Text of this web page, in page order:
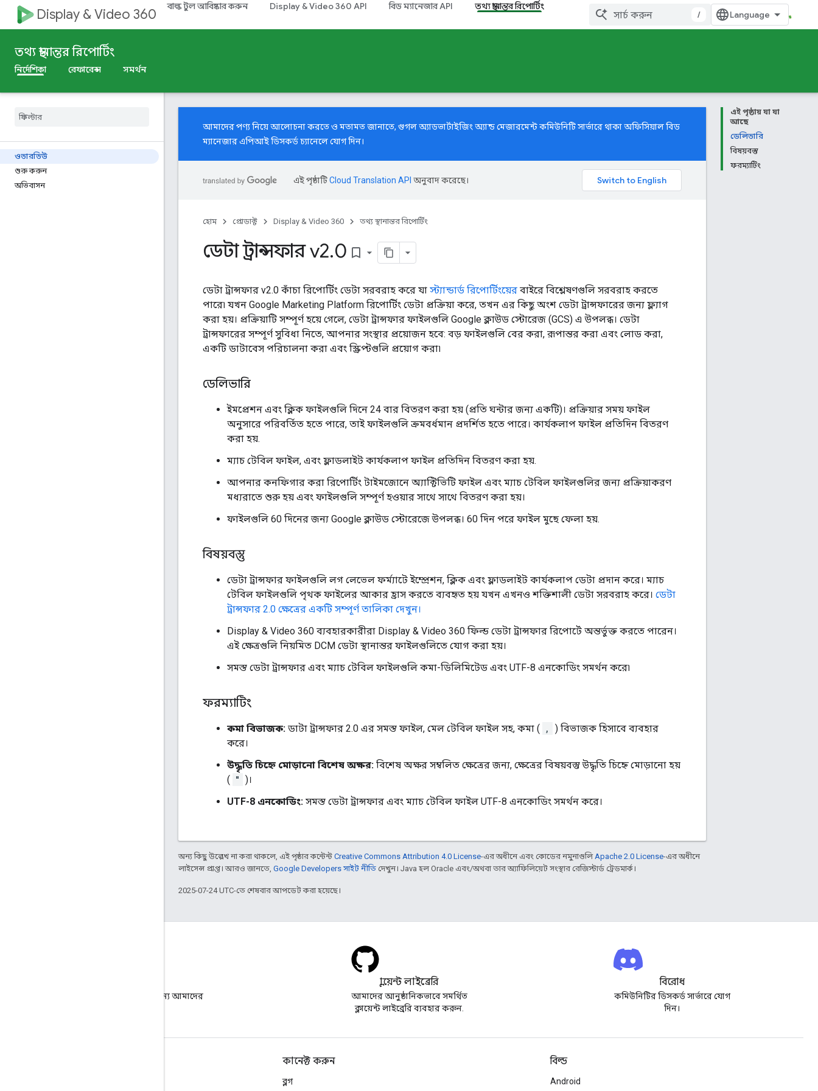
Display & Video 360 বাল্ক টুল আবিষ্কার করুন Display & Video 360 API বিড ম্যানেজার API তথ্য স্থানান্তর রিপোর্টিং
/
তথ্য স্থানান্তর রিপোর্টিং
নির্দেশিকা রেফারেন্স সমর্থন
ওভারভিউ
শুরু করুন
অভিবাসন
এই পৃষ্ঠায় যা যা
আছে
ডেলিভারি
বিষয়বস্তু
ফরম্যাটিং
আমাদের পণ্য নিয়ে আলোচনা করতে ও মতামত জানাতে, গুগল অ্যাডভার্টাইজিং অ্যান্ড মেজারমেন্ট কমিউনিটিসার্ভারে থাকা অফিসিয়াল বিড
ম্যানেজার এপিআই ডিসকর্ড চ্যানেলে যোগ দিন।
এই পৃষ্ঠাটিCloud Translation API অনুবাদ করেছে।
হোম প্রোডাক্ট Display & Video 360 তথ্য স্থানান্তর রিপোর্টিং
ডেটা ট্রান্সফার v2.0 bookmark_border
ডেটা ট্রান্সফার v2.0 কাঁচা রিপোর্টিং ডেটা সরবরাহ করে যা স্ট্যান্ডার্ড রিপোর্টিংয়ের বাইরে বিশ্লেষণগুলি সরবরাহ করতে
পারে৷ যখন Google Marketing Platform রিপোর্টিং ডেটা প্রক্রিয়া করে, তখন এর কিছু অংশ ডেটা ট্রান্সফারের জন্য ফ্ল্যাগ
করা হয়। প্রক্রিয়াটি সম্পূর্ণ হয়ে গেলে, ডেটা ট্রান্সফার ফাইলগুলি Google ক্লাউড স্টোরেজ (GCS) এ উপলব্ধ। ডেটা
ট্রান্সফারের সম্পূর্ণ সুবিধা নিতে, আপনার সংস্থার প্রয়োজন হবে: বড় ফাইলগুলি বের করা, রূপান্তর করা এবং লোড করা,
একটি ডাটাবেস পরিচালনা করা এবং স্ক্রিপ্টগুলি প্রয়োগ করা৷
ডেলিভারি
ইমপ্রেশন এবং ক্লিক ফাইলগুলি দিনে 24 বার বিতরণ করা হয় (প্রতি ঘন্টার জন্য একটি)। প্রক্রিয়ার সময় ফাইল
অনুসারে পরিবর্তিত হতে পারে, তাই ফাইলগুলি ক্রমবর্ধমান প্রদর্শিত হতে পারে। কার্যকলাপ ফাইল প্রতিদিন বিতরণ
করা হয়.
ম্যাচ টেবিল ফাইল, এবং ফ্লাডলাইট কার্যকলাপ ফাইল প্রতিদিন বিতরণ করা হয়.
আপনার কনফিগার করা রিপোর্টিং টাইমজোনে অ্যাক্টিভিটি ফাইল এবং ম্যাচ টেবিল ফাইলগুলির জন্য প্রক্রিয়াকরণ
মধ্যরাতে শুরু হয় এবং ফাইলগুলি সম্পূর্ণ হওয়ার সাথে সাথে বিতরণ করা হয়।
ফাইলগুলি 60 দিনের জন্য Google ক্লাউড স্টোরেজে উপলব্ধ। 60 দিন পরে ফাইল মুছে ফেলা হয়.
বিষয়বস্তু
ডেটা ট্রান্সফার ফাইলগুলি লগ লেভেল ফর্ম্যাটে ইম্প্রেশন, ক্লিক এবং ফ্লাডলাইট কার্যকলাপ ডেটা প্রদান করে। ম্যাচ
টেবিল ফাইলগুলি পৃথক ফাইলের আকার হ্রাস করতে ব্যবহৃত হয় যখন এখনও শক্তিশালী ডেটা সরবরাহ করে। ডেটা
ট্রান্সফার 2.0 ক্ষেত্রের একটি সম্পূর্ণ তালিকা দেখুন।
Display & Video 360 ব্যবহারকারীরা Display & Video 360 ফিল্ড ডেটা ট্রান্সফার রিপোর্টে অন্তর্ভুক্ত করতে পারেন।
এই ক্ষেত্রগুলি নিয়মিত DCM ডেটা স্থানান্তর ফাইলগুলিতে যোগ করা হয়।
সমস্ত ডেটা ট্রান্সফার এবং ম্যাচ টেবিল ফাইলগুলি কমা-ডিলিমিটেড এবং UTF-8 এনকোডিং সমর্থন করে৷
ফরম্যাটিং
কমা বিভাজক: ডাটা ট্রান্সফার 2.0 এর সমস্ত ফাইল, মেল টেবিল ফাইল সহ, কমা ( ,
) বিভাজক হিসাবে ব্যবহার
করে।
উদ্ধৃতি চিহ্নে মোড়ানো বিশেষ অক্ষর: বিশেষ অক্ষর সম্বলিত ক্ষেত্রের জন্য, ক্ষেত্রের বিষয়বস্তু উদ্ধৃতি চিহ্নে মোড়ানো হয়
( " )।
UTF-8 এনকোডিং: সমস্ত ডেটা ট্রান্সফার এবং ম্যাচ টেবিল ফাইল UTF-8 এনকোডিং সমর্থন করে।
অন্য কিছু উল্লেখ না করা থাকলে, এই পৃষ্ঠার কন্টেন্ট Creative Commons Attribution 4.0 License-এর অধীনে এবং কোডের নমুনাগুলি Apache 2.0 License-এর অধীনে
লাইসেন্স প্রাপ্ত। আরও জানতে, Google Developers সাইট নীতি দেখুন। Java হল Oracle এবং/অথবা তার অ্যাফিলিয়েট সংস্থার রেজিস্টার্ড ট্রেডমার্ক।
2025-07-24 UTC-তে শেষবার আপডেট করা হয়েছে।
গুরুত্বপূর্ণ ঘোষণার জন্য আমাদের
ক্লায়েন্ট লাইব্রেরি
আমাদের আনুষ্ঠানিকভাবে সমর্থিত
ক্লায়েন্ট লাইব্রেরি ব্যবহার করুন.
বিরোধ
কমিউনিটির ডিসকর্ড সার্ভারে যোগ
দিন।
কানেক্ট করুন
ব্লগ
বিল্ড
Android